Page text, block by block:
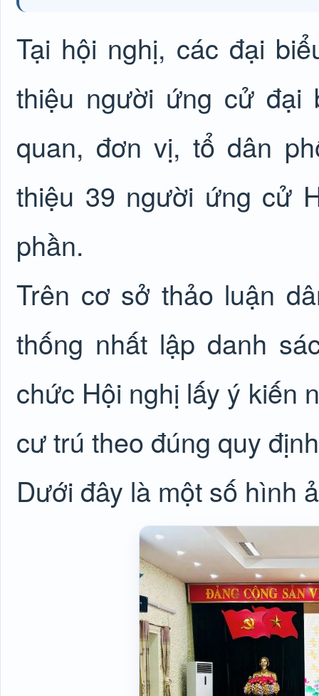
Tại hội nghị, các đại
thiệu người ứng cử đại
quan, đơn vị, tổ dân
thiệu 39 người ứng cử
phần.
Trên cơ sở thảo luận
thống nhất lập danh
chức Hội nghị lấy ý kiến
cư trú theo đúng quy
Dưới đây là một số hình